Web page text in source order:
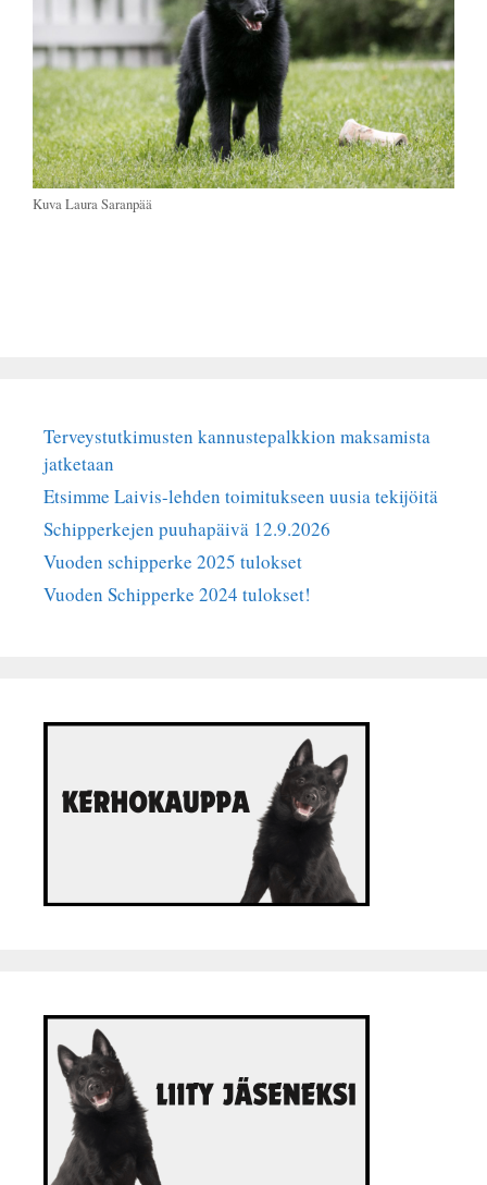
Kuva Laura Saranpää
Terveystutkimusten kannustepalkkion maksamista
jatketaan
Etsimme Laivis-lehden toimitukseen uusia tekijöitä
Schipperkejen puuhapäivä 12.9.2026
Vuoden schipperke 2025 tulokset
Vuoden Schipperke 2024 tulokset!